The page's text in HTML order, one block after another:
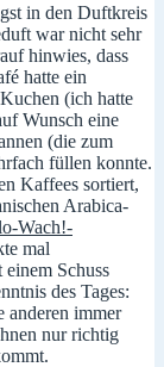
in den Duftkreis
war nicht sehr
hinwies, dass
hatte ein
(ich hatte
Wunsch eine
(die zum
füllen konnte.
Kaffees sortiert,
Arabica-
Wach!-
mal
einem Schuss
des Tages:
anderen immer
nur richtig